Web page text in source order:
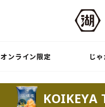
オンライン限定 じ
KOIKEYA